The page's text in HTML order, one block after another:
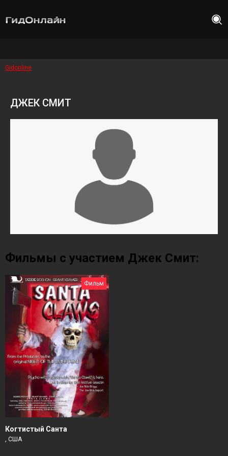
Gidonline
ДЖЕК СМИТ
Фильмы с участием Джек Смит:
Фильм
Когтистый Санта
, США